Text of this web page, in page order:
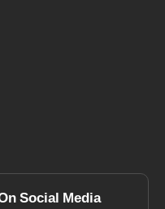
Social Media